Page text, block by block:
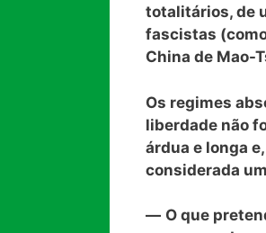
totalitários, de
fascistas (como
China de Mao-
Os regimes
liberdade não
árdua e longa
considerada
— O que